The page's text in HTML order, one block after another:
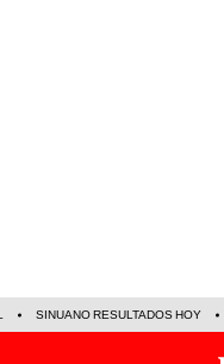
SINUANO RESULTADOS HOY